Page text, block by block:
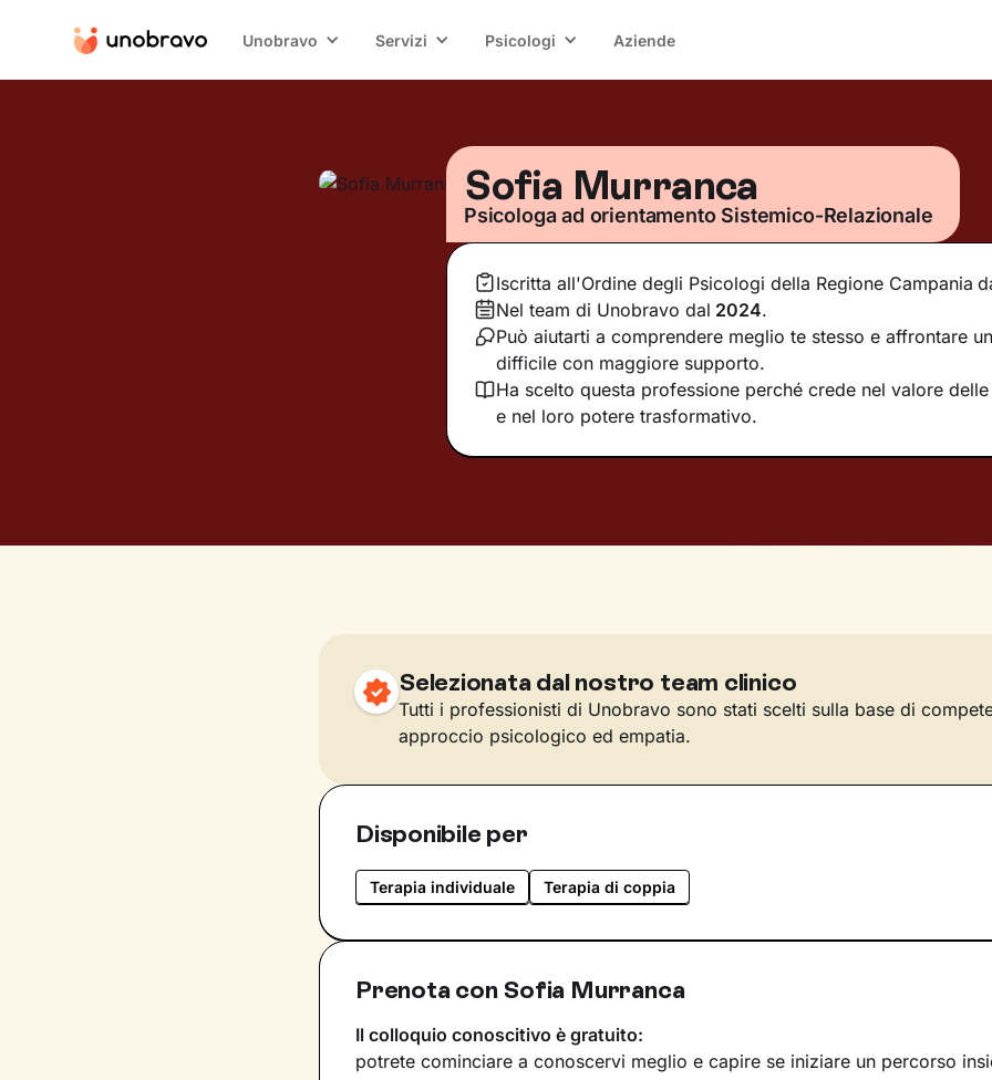
Unobravo Servizi Psicologi Aziende
Sofia Murranca
Psicologa ad orientamento Sistemico-Relazionale
Iscritta all'Ordine degli Psicologi della Regione Campania
Nel team di Unobravo dal 2024.
Può aiutarti a comprendere meglio te stesso e affrontare
difficile con maggiore supporto.
Ha scelto questa professione perché crede nel valore
e nel loro potere trasformativo.
Selezionata dal nostro team clinico
Tutti i professionisti di Unobravo sono stati scelti sulla base di
approccio psicologico ed empatia.
Disponibile per
Terapia individuale Terapia di coppia
Prenota con Sofia Murranca
Il colloquio conoscitivo è gratuito:
potrete cominciare a conoscervi meglio e capire se iniziare un percorso